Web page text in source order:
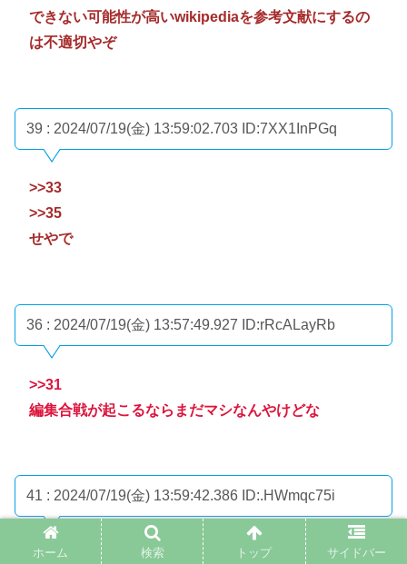
できない可能性が高いwikipediaを参考文献にするの
は不適切やぞ
39 : 2024/07/19(金) 13:59:02.703 ID:7XX1InPGq
>>33
>>35
せやで
36 : 2024/07/19(金) 13:57:49.927 ID:rRcALayRb
>>31
編集合戦が起こるならまだマシなんやけどな
41 : 2024/07/19(金) 13:59:42.386 ID:.HWmqc75i
>>31
ホーム 検索 トップ サイドバー